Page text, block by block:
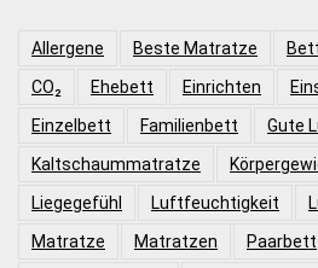
Allergene Beste Matratze
CO₂
Ehebett Einrichten
Einzelbett
Familienbett Gute
Kaltschaummatratze
Liegegefühl
Luftfeuchtigkeit
Matratze
Matratzen Paarbett